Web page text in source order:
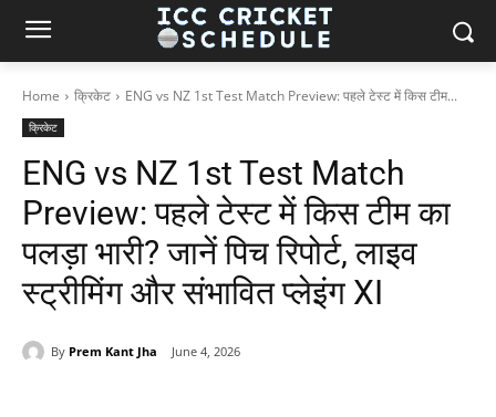
Home क्रिकेट ENG vs NZ 1st Test Match Preview: पहले टेस्ट में किस टीम...
क्रिकेट
ENG vs NZ 1st Test Match
Preview: पहले टेस्ट में किस टीम का
पलड़ा भारी? जानें पिच रिपोर्ट, लाइव
स्ट्रीमिंग और संभावित प्लेइंग XI
By Prem Kant Jha June 4, 2026